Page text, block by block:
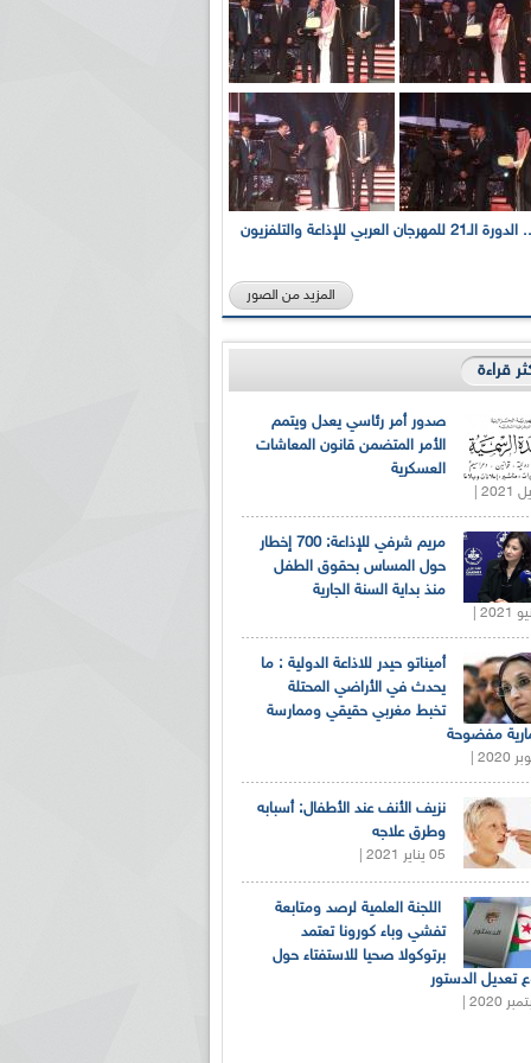
بالصور... الدورة الـ21 للمهرجان العربي للإذاعة والتلفزيون
المزيد من الصور
قراءة
صدور أمر رئاسي يعدل ويتمم
الأمر المتضمن قانون المعاشات
العسكرية
مريم شرفي للإذاعة: 700 إخطار
حول المساس بحقوق الطفل
منذ بداية السنة الجارية
أميناتو حيدر للاذاعة الدولية : ما
يحدث في الأراضي المحتلة
تخبط مغربي حقيقي وممارسة
مفضوحة
نزيف الأنف عند الأطفال: أسبابه
وطرق علاجه
05 يناير 2021 |
اللجنة العلمية لرصد ومتابعة
تفشي وباء كورونا تعتمد
برتوكولا صحيا للاستفتاء حول
تعديل الدستور